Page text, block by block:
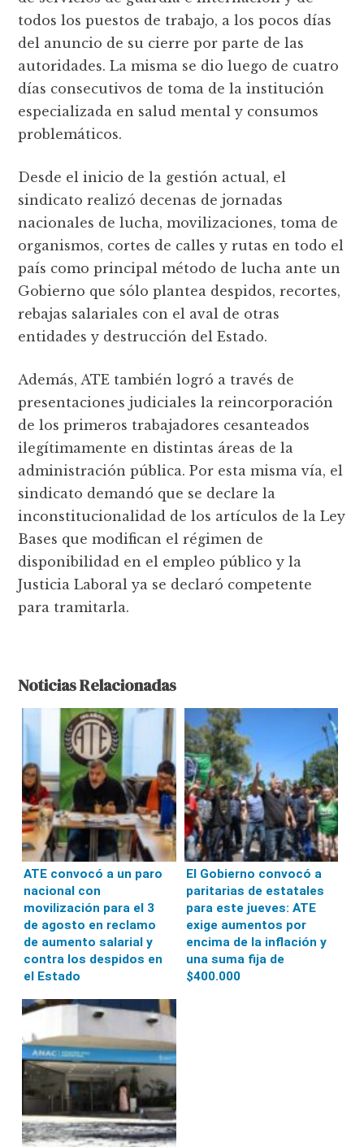
todos los puestos de trabajo, a los pocos días
del anuncio de su cierre por parte de las
autoridades. La misma se dio luego de cuatro
días consecutivos de toma de la institución
especializada en salud mental y consumos
problemáticos.
Desde el inicio de la gestión actual, el
sindicato realizó decenas de jornadas
nacionales de lucha, movilizaciones, toma de
organismos, cortes de calles y rutas en todo el
país como principal método de lucha ante un
Gobierno que sólo plantea despidos, recortes,
rebajas salariales con el aval de otras
entidades y destrucción del Estado.
Además, ATE también logró a través de
presentaciones judiciales la reincorporación
de los primeros trabajadores cesanteados
ilegítimamente en distintas áreas de la
administración pública. Por esta misma vía, el
sindicato demandó que se declare la
inconstitucionalidad de los artículos de la Ley
Bases que modifican el régimen de
disponibilidad en el empleo público y la
Justicia Laboral ya se declaró competente
para tramitarla.
Noticias Relacionadas
ATE convocó a un paro
nacional con
movilización para el 3
de agosto en reclamo
de aumento salarial y
contra los despidos en
el Estado
El Gobierno convocó a
paritarias de estatales
para este jueves: ATE
exige aumentos por
encima de la inflación y
una suma fija de
$400.000